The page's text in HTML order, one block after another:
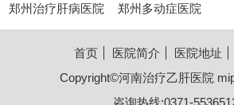
郑州治疗肝病医院 郑州多动症医院
首页 医院简介 医院地址
Copyright©河南治疗乙肝医院
咨询热线:0371-